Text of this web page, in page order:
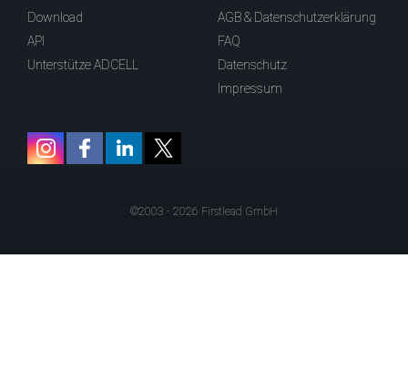
Download
API
Unterstütze ADCELL
AGB & Datenschutzerklärung
FAQ
Datenschutz
Impressum
©2003 - 2026 Firstlead GmbH